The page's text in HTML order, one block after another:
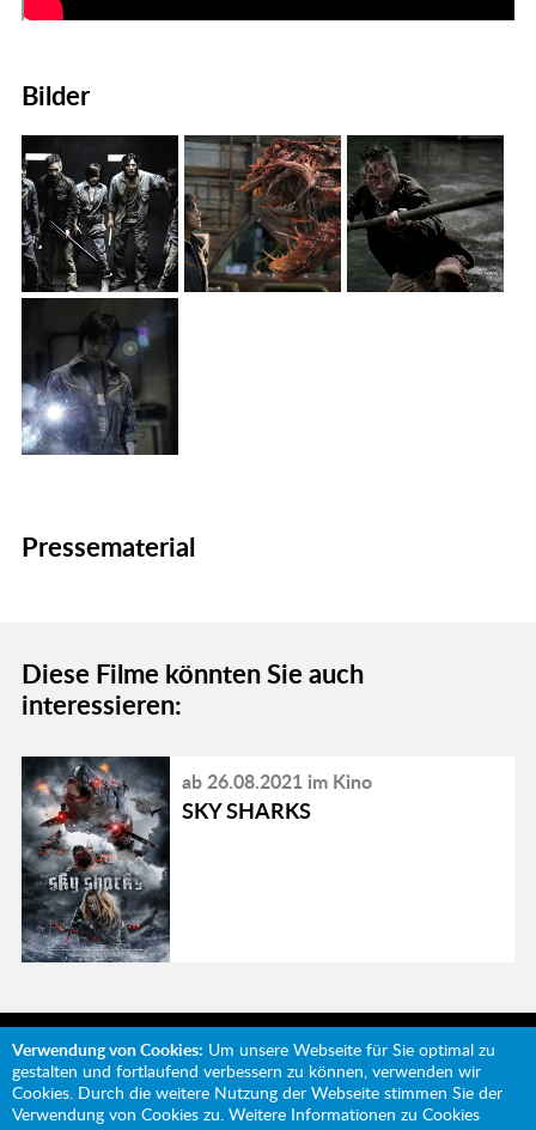
Bilder
Pressematerial
Diese Filme könnten Sie auch
interessieren:
ab 26.08.2021 im Kino
SKY SHARKS
Mit Unterstützung von:
Verwendung von Cookies: Um unsere Webseite für Sie optimal zu
gestalten und fortlaufend verbessern zu können, verwenden wir
Cookies. Durch die weitere Nutzung der Webseite stimmen Sie der
Verwendung von Cookies zu. Weitere Informationen zu Cookies